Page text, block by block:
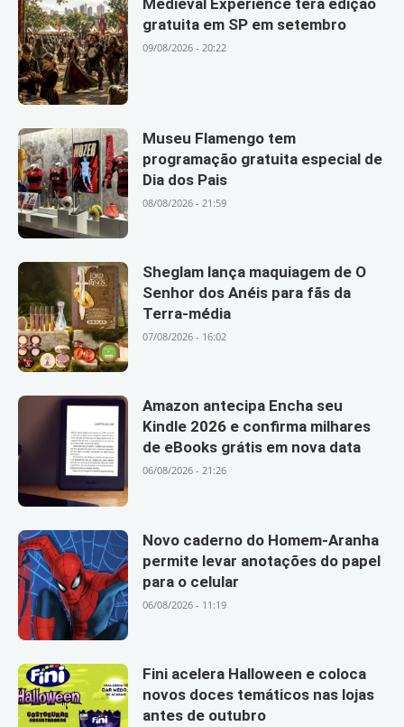
Medieval Experience terá edição
gratuita em SP em setembro
09/08/2026 - 20:22
Museu Flamengo tem
programação gratuita especial de
Dia dos Pais
08/08/2026 - 21:59
Sheglam lança maquiagem de O
Senhor dos Anéis para fãs da
Terra-média
07/08/2026 - 16:02
Amazon antecipa Encha seu
Kindle 2026 e confirma milhares
de eBooks grátis em nova data
06/08/2026 - 21:26
Novo caderno do Homem-Aranha
permite levar anotações do papel
para o celular
06/08/2026 - 11:19
Fini acelera Halloween e coloca
novos doces temáticos nas lojas
antes de outubro